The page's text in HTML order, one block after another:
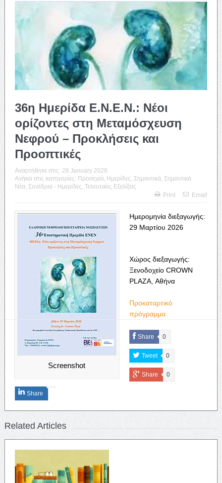
36η Ημερίδα Ε.Ν.Ε.Ν.: Νέοι
ορίζοντες στη Μεταμόσχευση
Νεφρού – Προκλήσεις και
Προοπτικές
Αναρτήθηκε στις: 28 January 2026
Ανήκει στις κατηγορίες: Προσεχείς Ημερίδες Σημαντικά Σημαντικά
Νέα Συνέδρια - Ημερίδες Τελευταίες Εξελίξεις
Print
Email
Screenshot
Ημερομηνία διεξαγωγής:
29 Μαρτίου 2026
Χώρος διεξαγωγής:
Ξενοδοχείο CROWN
PLAZA, Αθήνα
Προκαταρτικό
πρόγραμμα
Share 0
Tweet 0
Share 0
Share
Related Articles